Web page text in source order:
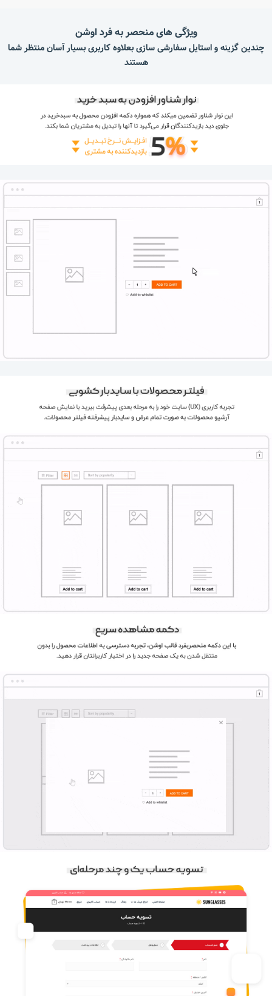
ویژگی های منحصر به فرد اوشن
چندین گزینه و استایل سفارشی سازی بعلاوه کاربری بسیار آسان منتظر شما
هستند